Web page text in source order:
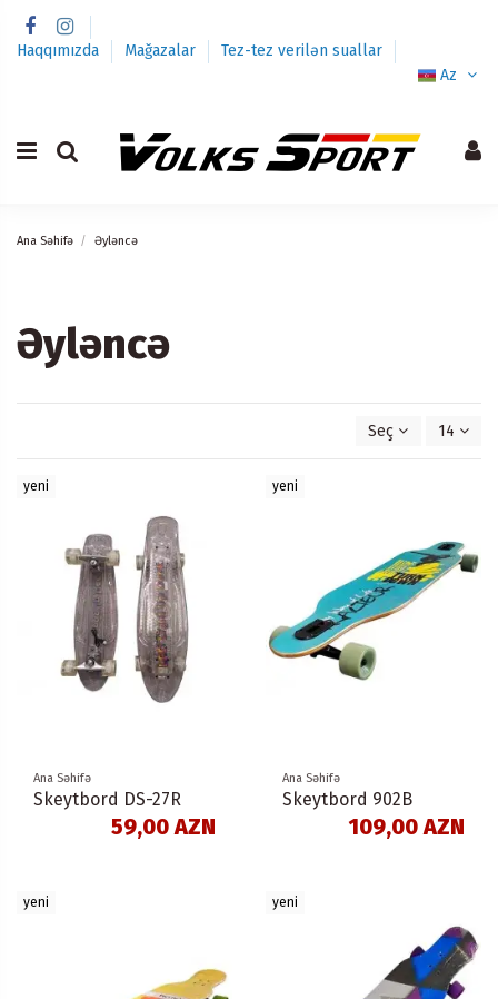
Haqqımızda Mağazalar
Tez-tez verilən suallar
Az
Ana Səhifə Əyləncə
Əyləncə
Seç 14
yeni
Ana Səhifə
Skeytbord DS-27R
59,00 AZN
yeni
Ana Səhifə
Skeytbord 902B
109,00 AZN
yeni yeni